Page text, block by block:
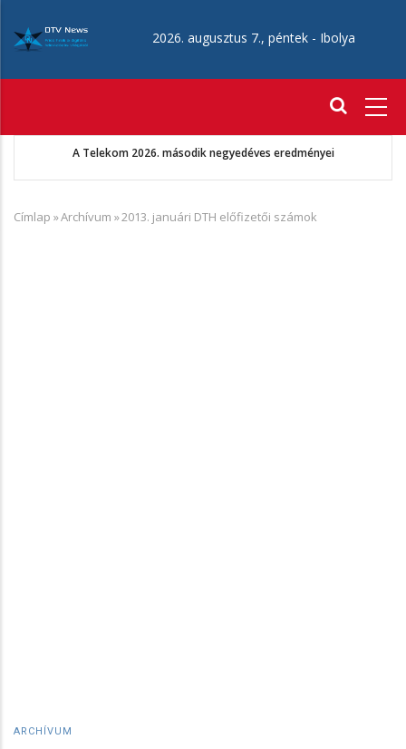
tartalomra
2026. augusztus 7., péntek - Ibolya
A Telekom 2026. második negyedéves eredményei
Morzsa
Címlap »Archívum »2013. januári DTH előfizetői számok
ARCHÍVUM